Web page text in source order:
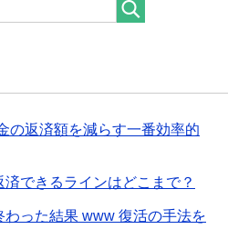
の返済額を減らす一番効率的
できるラインはどこまで？
った結果 www 復活の手法を